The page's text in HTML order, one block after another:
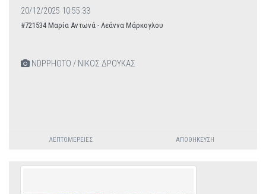
20/12/2025 10:55:33
#721534 Μαρία Αντωνά - Λεάννα Μάρκογλου
NDPPHOTO / ΝΙΚΟΣ ΔΡΟΥΚΑΣ
ΛΕΠΤΟΜΈΡΕΙΕΣ ΑΠΟΘΉΚΕΥΣΗ